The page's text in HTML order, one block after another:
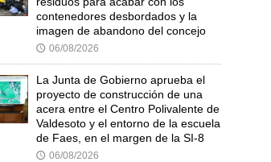
contenedores desbordados y la
imagen de abandono del concejo
🕔 06/08/2026
La Junta de Gobierno aprueba el
proyecto de construcción de una
acera entre el Centro Polivalente de
Valdesoto y el entorno de la escuela
de Faes, en el margen de la SI-8
🕔 06/08/2026